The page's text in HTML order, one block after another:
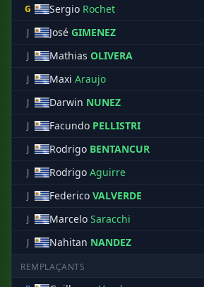
G Sergio Rochet
J José GIMENEZ
J Mathias OLIVERA
J Maxi Araujo
J Darwin NUNEZ
J Facundo PELLISTRI
J Rodrigo BENTANCUR
J
Rodrigo Aguirre
J
Federico VALVERDE
J
Marcelo Saracchi
J
Nahitan NANDEZ
REMPLAÇANTS